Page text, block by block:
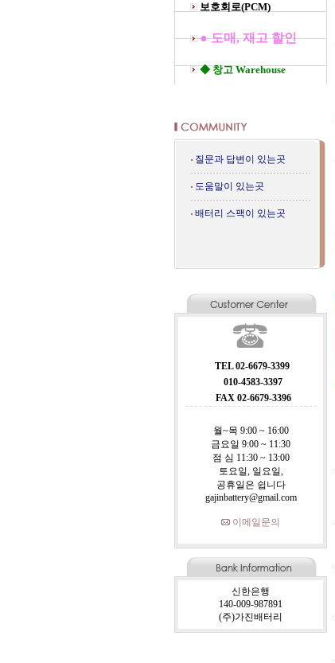
보호회로(PCM)
● 도매, 재고 할인
◆ 창고 Warehouse
질문과 답변이 있는곳
도움말이 있는곳
배터리 스팩이 있는곳
TEL 02-6679-3399
010-4583-3397
FAX 02-6679-3396
월~목 9:00 ~ 16:00
금요일 9:00 ~ 11:30
점 심 11:30 ~ 13:00
토요일, 일요일,
공휴일은 쉽니다
gajinbattery@gmail.com
이메일문의
신한은행
140-009-987891
(주)가진배터리